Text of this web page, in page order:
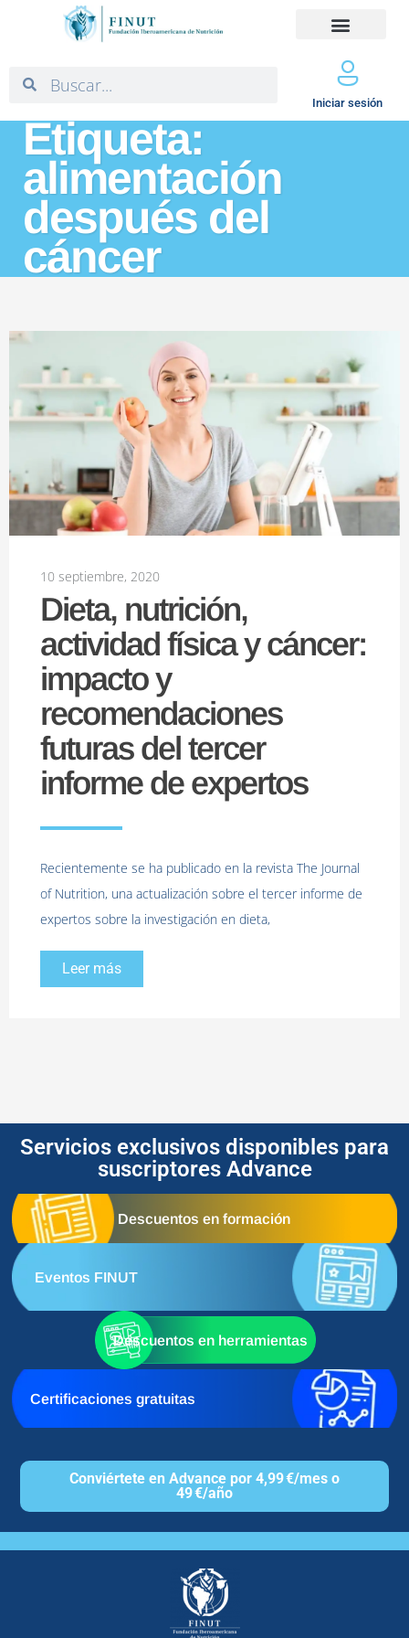
Iniciar sesión
Etiqueta:
alimentación
después del
cáncer
10 septiembre, 2020
Dieta, nutrición,
actividad física y cáncer:
impacto y
recomendaciones
futuras del tercer
informe de expertos
Recientemente se ha publicado en la revista The Journal
of Nutrition, una actualización sobre el tercer informe de
expertos sobre la investigación en dieta,
Leer más
Servicios exclusivos disponibles para
suscriptores Advance
Descuentos en formación
Eventos FINUT
Descuentos en herramientas
Certificaciones gratuitas
Conviértete en Advance por 4,99 €/mes o
49 €/año